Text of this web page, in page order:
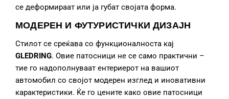
се деформираат или ја губат својата форма.
МОДЕРЕН И ФУТУРИСТИЧКИ ДИЗАЈН
Стилот се среќава со функционалноста кај
GLEDRING. Овие патосници не се само практични –
тие го надополнуваат ентериерот на вашиот
автомобил со својот модерен изглед и иновативни
карактеристики. Ќе го цените како овие патосници